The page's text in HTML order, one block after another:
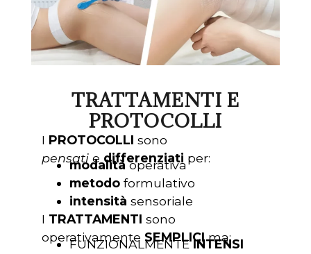
TRATTAMENTI E
PROTOCOLLI
I PROTOCOLLI sono
pensati e differenziati per:
modalitàoperativa
metodo formulativo
intensità sensoriale
I TRATTAMENTI sono
operativamente SEMPLICIma:
FUNZIONALMENTEINTENSI